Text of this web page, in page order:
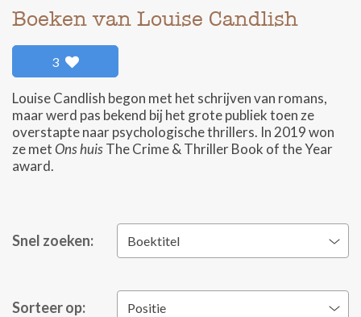
Boeken van Louise Candlish
3
Louise Candlish begon met het schrijven van romans,
maar werd pas bekend bij het grote publiek toen ze
overstapte naar psychologische thrillers. In 2019 won
ze metOns huisThe Crime & Thriller Book of the Year
award.
Snel zoeken: Boektitel
Sorteer op: Positie